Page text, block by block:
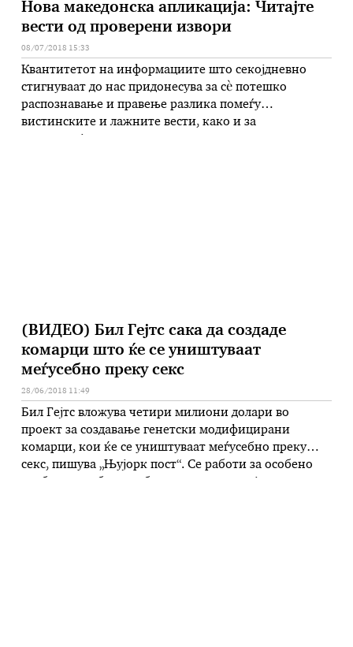
Нова македонска апликација: Читајте
вести од проверени извори
08/07/2018 15:33
Квантитетот на информациите што секојдневно
стигнуваат до нас придонесува за сè потешко
распознавање и правење разлика помеѓу
вистинските и лажните вести, како и за
(ВИДЕО) Бил Гејтс сака да создаде
комарци што ќе се уништуваат
меѓусебно преку секс
28/06/2018 11:49
Бил Гејтс вложува четири милиони долари во
проект за создавање генетски модифицирани
комарци, кои ќе се уништуваат меѓусебно преку
секс, пишува „Њујорк пост“. Се работи за особено